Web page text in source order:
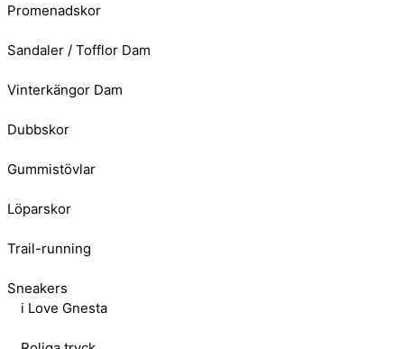
Promenadskor
Sandaler / Tofflor Dam
Vinterkängor Dam
Dubbskor
Gummistövlar
Löparskor
Trail-running
Sneakers
i Love Gnesta